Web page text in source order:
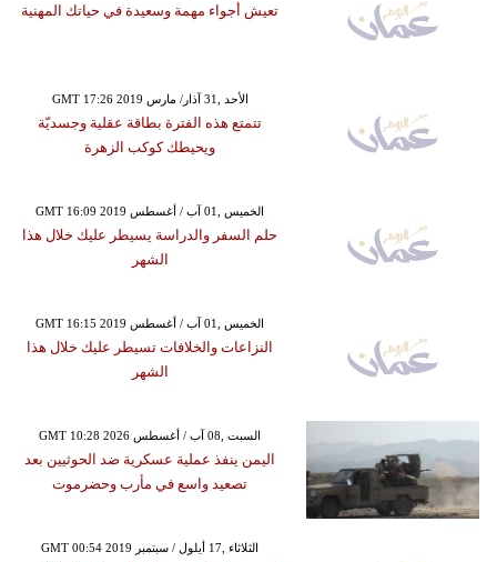
تعيش أجواء مهمة وسعيدة في حياتك المهنية
GMT 17:26 2019 الأحد ,31 آذار/ مارس
تتمتع هذه الفترة بطاقة عقلية وجسديّة
ويحيطك كوكب الزهرة
GMT 16:09 2019 الخميس ,01 آب / أغسطس
حلم السفر والدراسة يسيطر عليك خلال هذا
الشهر
GMT 16:15 2019 الخميس ,01 آب / أغسطس
النزاعات والخلافات تسيطر عليك خلال هذا
الشهر
GMT 10:28 2026 السبت ,08 آب / أغسطس
اليمن ينفذ عملية عسكرية ضد الحوثيين بعد
تصعيد واسع في مأرب وحضرموت
GMT 00:54 2019 الثلاثاء ,17 أيلول / سبتمبر